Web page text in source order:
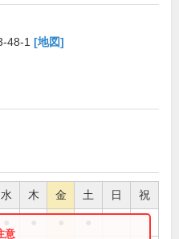
48-1 [地図]
水 木 金 土 日 祝